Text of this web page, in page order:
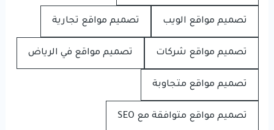
تصميم مواقع الويب تصميم مواقع تجارية
تصميم مواقع شركات تصميم مواقع في الرياض
تصميم مواقع متجاوبة
تصميم مواقع متوافقة مع SEO